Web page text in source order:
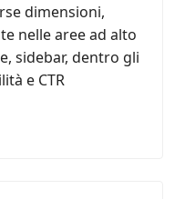
dimensioni,
nelle aree ad alto
sidebar, dentro gli
e CTR